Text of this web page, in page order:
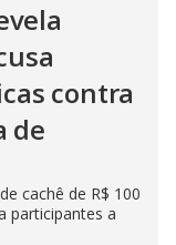
contra
de
cachê de R$ 100
participantes a